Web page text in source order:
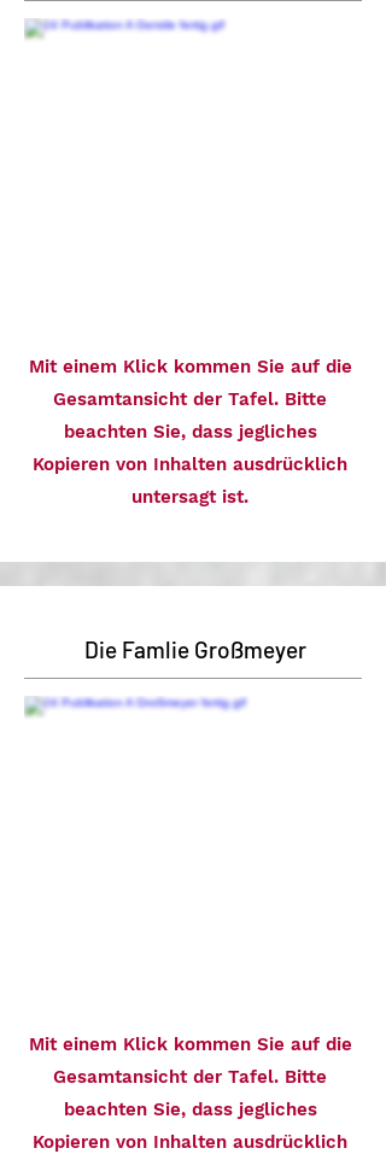
Mit einem Klick kommen Sie auf die
Gesamtansicht der Tafel. Bitte
beachten Sie, dass jegliches
Kopieren von Inhalten ausdrücklich
untersagt ist.
Die Famlie Großmeyer
Mit einem Klick kommen Sie auf die
Gesamtansicht der Tafel. Bitte
beachten Sie, dass jegliches
Kopieren von Inhalten ausdrücklich